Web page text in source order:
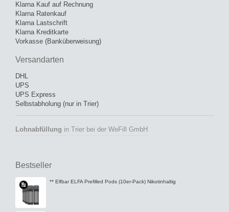
Klarna Kauf auf Rechnung
Klarna Ratenkauf
Klarna Lastschrift
Klarna Kreditkarte
Vorkasse (Banküberweisung)
Versandarten
DHL
UPS
UPS Express
Selbstabholung (nur in Trier)
Lohnabfüllung in Trier bei der WeFill GmbH
Bestseller
** Elfbar ELFA Prefilled Pods (10er-Pack) Nikotinhaltig